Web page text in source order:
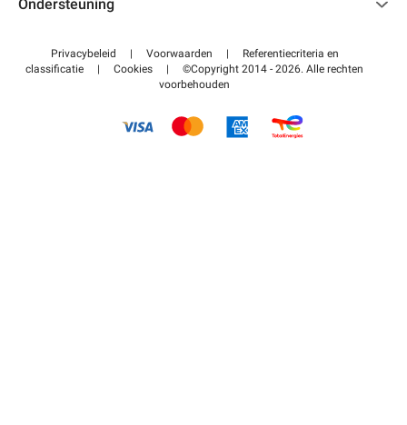
Word partner van Onepark
Ondersteuning
Helpcentrum
Betalen voor parkeren FLOW
Privacybeleid | Voorwaarden |
Referentiecriteria en
classificatie
| Cookies |
©Copyright 2014 - 2026. Alle rechten
voorbehouden